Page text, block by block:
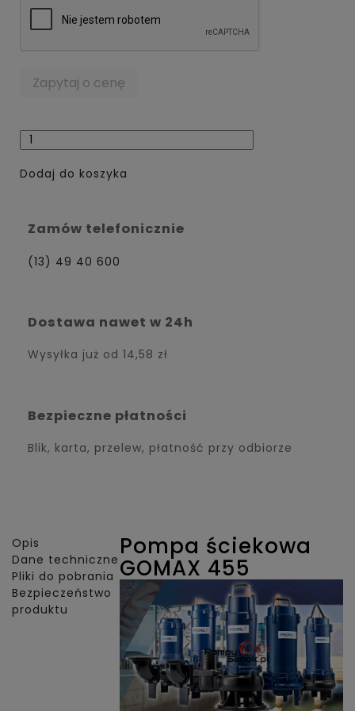
Dodaj do koszyka
Zamów telefonicznie
(13) 49 40 600
Dostawa nawet w 24h
Wysyłka już od 14,58 zł
Bezpieczne płatności
Blik, karta, przelew, płatność przy odbiorze
Opis
Dane techniczne
Pliki do pobrania
Bezpieczeństwo
produktu
Pompa ściekowa
GOMAX 455